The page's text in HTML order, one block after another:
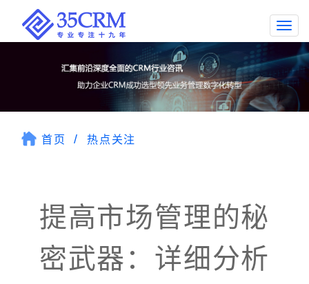
首页 热点关注
提高市场管理的秘
密武器：详细分析